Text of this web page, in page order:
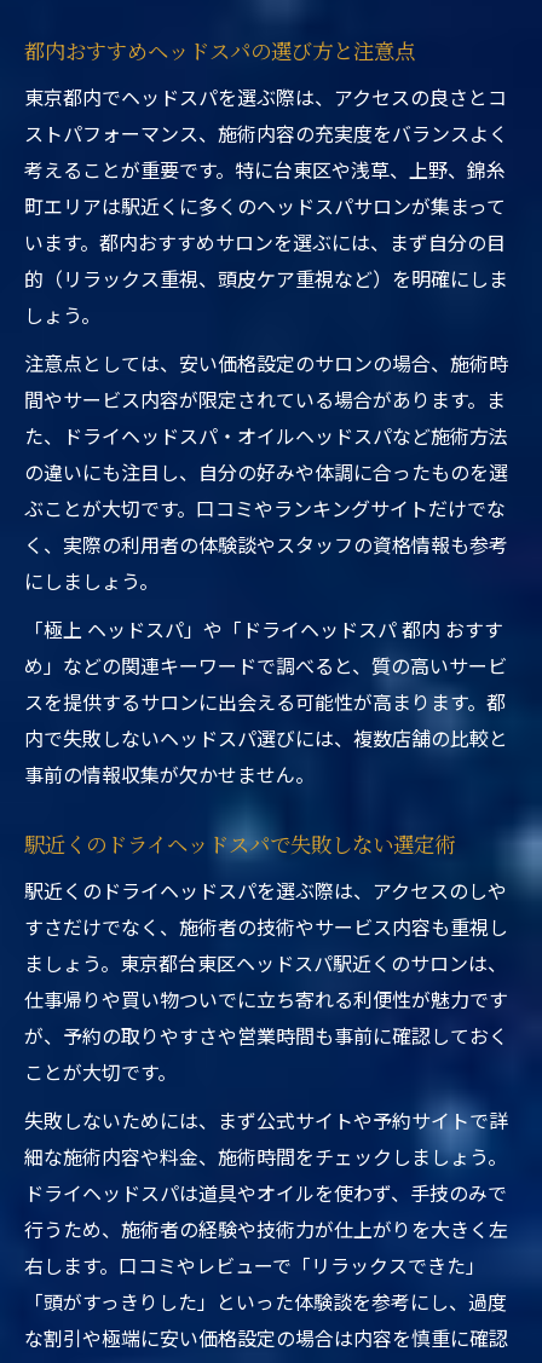
都内おすすめヘッドスパの選び方と注意点
東京都内でヘッドスパを選ぶ際は、アクセスの良さとコ
ストパフォーマンス、施術内容の充実度をバランスよく
考えることが重要です。特に台東区や浅草、上野、錦糸
町エリアは駅近くに多くのヘッドスパサロンが集まって
います。都内おすすめサロンを選ぶには、まず自分の目
的（リラックス重視、頭皮ケア重視など）を明確にしま
しょう。
注意点としては、安い価格設定のサロンの場合、施術時
間やサービス内容が限定されている場合があります。ま
た、ドライヘッドスパ・オイルヘッドスパなど施術方法
の違いにも注目し、自分の好みや体調に合ったものを選
ぶことが大切です。口コミやランキングサイトだけでな
く、実際の利用者の体験談やスタッフの資格情報も参考
にしましょう。
「極上 ヘッドスパ」や「ドライヘッドスパ 都内 おすす
め」などの関連キーワードで調べると、質の高いサービ
スを提供するサロンに出会える可能性が高まります。都
内で失敗しないヘッドスパ選びには、複数店舗の比較と
事前の情報収集が欠かせません。
駅近くのドライヘッドスパで失敗しない選定術
駅近くのドライヘッドスパを選ぶ際は、アクセスのしや
すさだけでなく、施術者の技術やサービス内容も重視し
ましょう。東京都台東区ヘッドスパ駅近くのサロンは、
仕事帰りや買い物ついでに立ち寄れる利便性が魅力です
が、予約の取りやすさや営業時間も事前に確認しておく
ことが大切です。
失敗しないためには、まず公式サイトや予約サイトで詳
細な施術内容や料金、施術時間をチェックしましょう。
ドライヘッドスパは道具やオイルを使わず、手技のみで
行うため、施術者の経験や技術力が仕上がりを大きく左
右します。口コミやレビューで「リラックスできた」
「頭がすっきりした」といった体験談を参考にし、過度
な割引や極端に安い価格設定の場合は内容を慎重に確認